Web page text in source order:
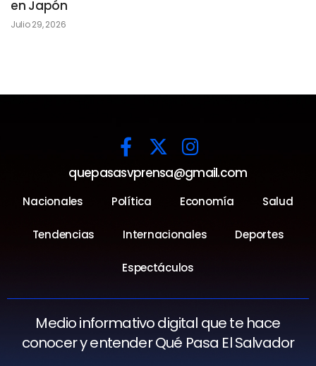
en Japón
Julio 29, 2026
quepasasvprensa@gmail.com
Nacionales Política Economía Salud
Tendencias Internacionales Deportes
Espectáculos
Medio informativo digital que te hace
conocer y entender Qué Pasa El Salvador